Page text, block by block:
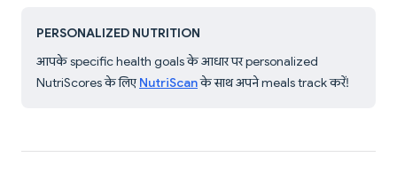
PERSONALIZED NUTRITION
आपके specific health goals के आधार पर personalized
NutriScores के लिए NutriScanके साथ अपने meals track करें!